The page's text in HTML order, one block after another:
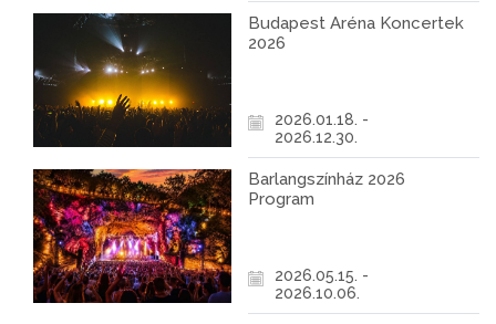
Budapest Aréna Koncertek
2026
2026.01.18. -
2026.12.30.
Barlangszínház 2026
Program
2026.05.15. -
2026.10.06.